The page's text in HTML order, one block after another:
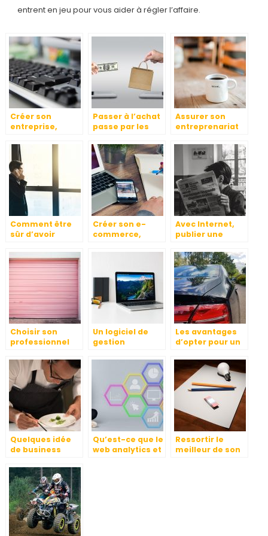
entrent en jeu pour vous aider à régler l’affaire.
Créer son
entreprise,
Passer à l’achat
passe par les
marketing.
Assurer son
entreprenariat
Comment être
sûr d’avoir
auto-
entrepreneur?
Créer son e-
commerce,
Avec Internet,
publier une
c’est facile
Choisir son
professionnel
l’installation de
portes
Un logiciel de
gestion
quoi est-ce utile
Les avantages
d’opter pour un
pour vous et
votre entreprise
Quelques idée
de business
Qu’est-ce que le
web analytics et
Ressortir le
meilleur de son